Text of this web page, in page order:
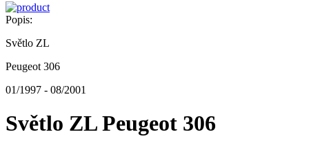
Popis:
Světlo ZL
Peugeot 306
01/1997 - 08/2001
Světlo ZL Peugeot 306